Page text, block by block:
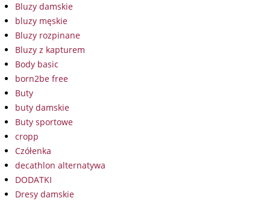
Bluzy damskie
bluzy męskie
Bluzy rozpinane
Bluzy z kapturem
Body basic
born2be free
Buty
buty damskie
Buty sportowe
cropp
Czółenka
decathlon alternatywa
DODATKI
Dresy damskie